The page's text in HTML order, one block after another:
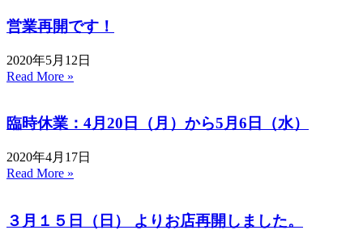
営業再開です！
2020年5月12日
Read More »
臨時休業：4月20日（月）から5月6日（水）
2020年4月17日
Read More »
３月１５日（日） よりお店再開しました。